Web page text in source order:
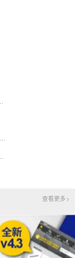
查看更多